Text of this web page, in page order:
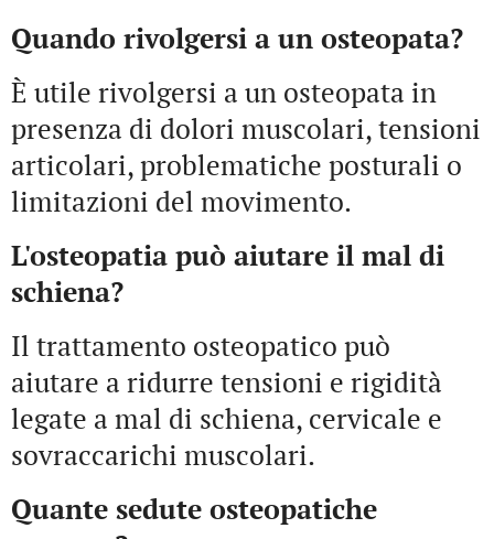
Quando rivolgersi a un osteopata?
È utile rivolgersi a un osteopata in
presenza di dolori muscolari, tensioni
articolari, problematiche posturali o
limitazioni del movimento.
L'osteopatia può aiutare il mal di
schiena?
Il trattamento osteopatico può
aiutare a ridurre tensioni e rigidità
legate a mal di schiena, cervicale e
sovraccarichi muscolari.
Quante sedute osteopatiche